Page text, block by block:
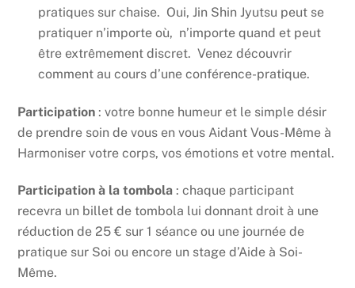
pratiques sur chaise. Oui, Jin Shin Jyutsu peut se
pratiquer n’importe où, n’importe quand et peut
être extrêmement discret. Venez découvrir
comment au cours d’une conférence-pratique.
Participation : votre bonne humeur et le simple désir
de prendre soin de vous en vous Aidant Vous-Même à
Harmoniser votre corps, vos émotions et votre mental.
Participation à la tombola : chaque participant
recevra un billet de tombola lui donnant droit à une
réduction de 25 € sur 1 séance ou une journée de
pratique sur Soi ou encore un stage d’Aide à Soi-
Même.